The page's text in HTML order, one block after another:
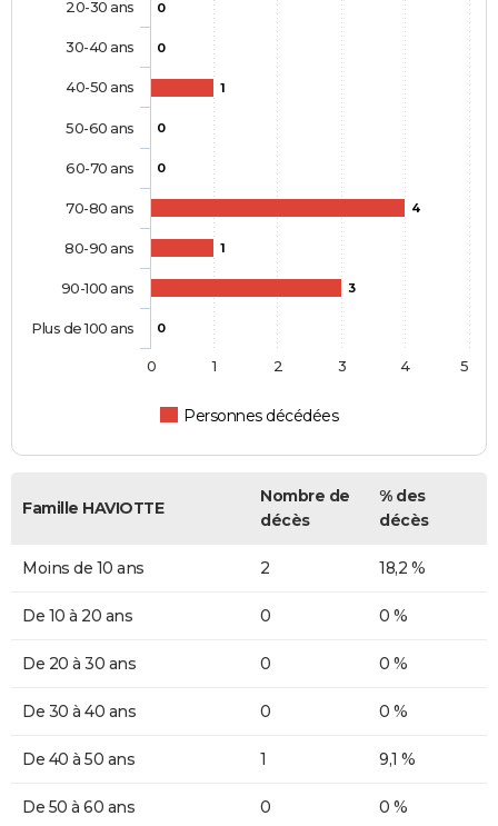
0
0
1
0
0
4
1
3
0
Personnes décédées
20-30 ans
30-40 ans
40-50 ans
50-60 ans
60-70 ans
70-80 ans
80-90 ans
90-100 ans
Plus de 100 ans
0 1 2 3 4 5
Famille HAVIOTTE
Nombre de
décès
% des
décès
Moins de 10 ans 2 18,2 %
De 10 à 20 ans 0 0 %
De 20 à 30 ans 0 0 %
De 30 à 40 ans 0 0 %
De 40 à 50 ans 1 9,1 %
De 50 à 60 ans 0 0 %